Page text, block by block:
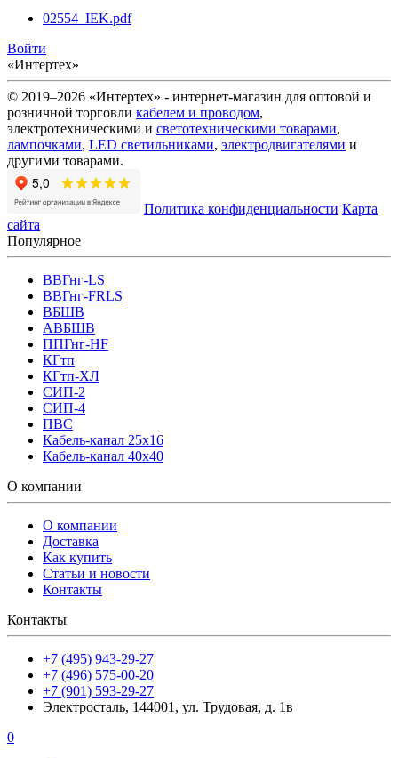
02554_IEK.pdf
Войти
«Интертех»
© 2019–2026 «Интертех» - интернет-магазин для оптовой и
розничной торговли кабелем и проводом,
электротехническими и светотехническими товарами,
лампочками, LED светильниками, электродвигателями и
другими товарами.
Политика конфиденциальности Карта
сайта
Популярное
ВВГнг-LS
ВВГнг-FRLS
ВБШВ
АВБШВ
ППГнг-HF
КГтп
КГтп-ХЛ
СИП-2
СИП-4
ПВС
Кабель-канал 25х16
Кабель-канал 40х40
О компании
О компании
Доставка
Как купить
Статьи и новости
Контакты
Контакты
+7 (495) 943-29-27
+7 (496) 575-00-20
+7 (901) 593-29-27
Электросталь, 144001, ул. Трудовая, д. 1в
0